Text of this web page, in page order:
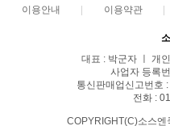
이용안내 이용약관
대표 : 박군자 ㅣ 개
사업자 등록
통신판매업신고번호
전화 :
COPYRIGHT(C)소스엔